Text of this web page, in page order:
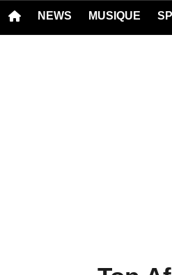
NEWS MUSIQUE